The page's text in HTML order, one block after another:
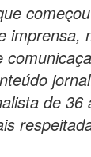
imprensa,
de 36